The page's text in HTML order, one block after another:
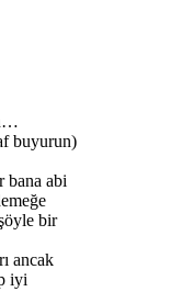
buyurun)
bana abi
bir
ancak
iyi